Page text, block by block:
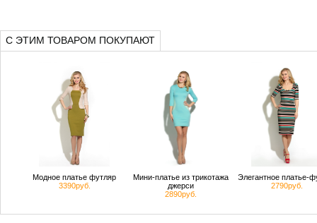
С ЭТИМ ТОВАРОМ ПОКУПАЮТ
Модное платье футляр
3390руб.
Мини-платье из трикотажа
джерси
2890руб.
Элегантное платье-
2790руб.